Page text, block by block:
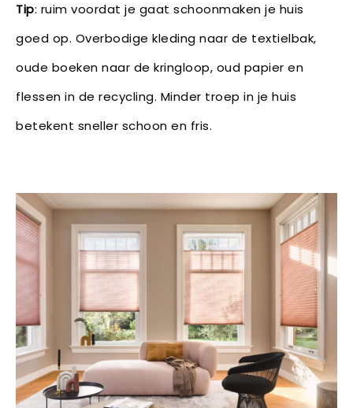
Tip: ruim voordat je gaat schoonmaken je huis
goed op. Overbodige kleding naar de textielbak,
oude boeken naar de kringloop, oud papier en
flessen in de recycling. Minder troep in je huis
betekent sneller schoon en fris.